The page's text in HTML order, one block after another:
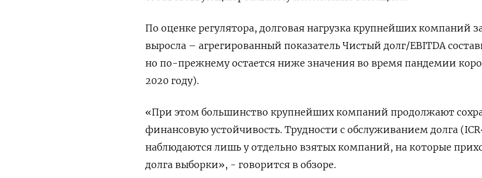
По оценке регулятора, долговая нагрузка крупнейших компаний
выросла – агрегированный показатель Чистый долг/EBITDA
но по-прежнему остается ниже значения во ‌время пандемии
2020 году).
«При этом большинство крупнейших компаний продолжают
финансовую устойчивость. Трудности с обслуживанием долга
наблюдаются лишь у отдельно взятых компаний, на ‌которые
долга выборки», - говорится в обзоре.